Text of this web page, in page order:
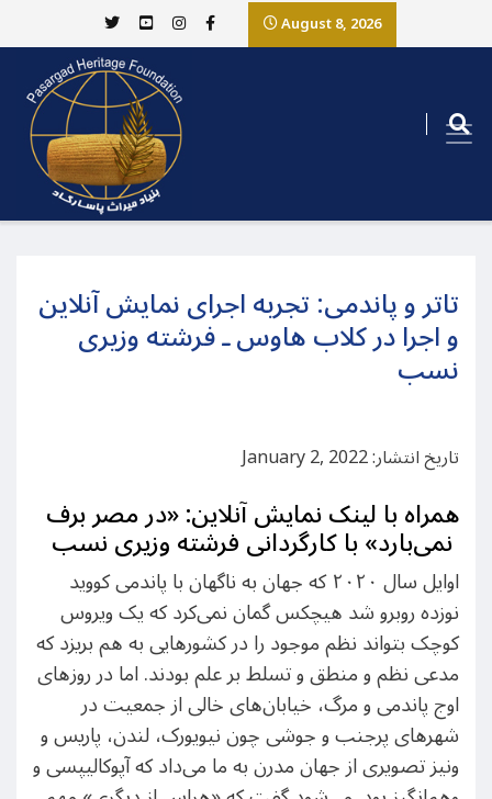
August 8, 2026
تاتر و پاندمی: تجربه اجرای نمایش آنلاین
و اجرا در کلاب هاوس ـ فرشته وزیری
نسب
تاریخ انتشار: January 2, 2022
اوایل سال ۲۰۲۰ که جهان به ناگهان با پاندمی کووید
نوزده روبرو شد هیچکس گمان نمی‌کرد که یک ویروس
کوچک بتواند نظم موجود را در کشورهایی به هم بریزد که
مدعی نظم و منطق و تسلط بر علم بودند. اما در روز‌های
اوج پاندمی و مرگ، خیابان‌های خالی از جمعیت در
شهرهای پرجنب و جوشی چون نیویورک، لندن، پاریس و
ونیز تصویری از جهان مدرن به ما می‌داد که آپوکالیپسی و